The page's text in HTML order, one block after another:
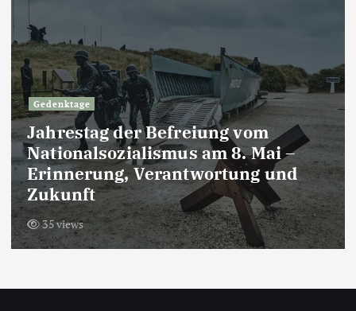
Blog
Geschenkideen zum Jahrestag:
Kreative Vorschläge für den
besonderen Tag
41 views